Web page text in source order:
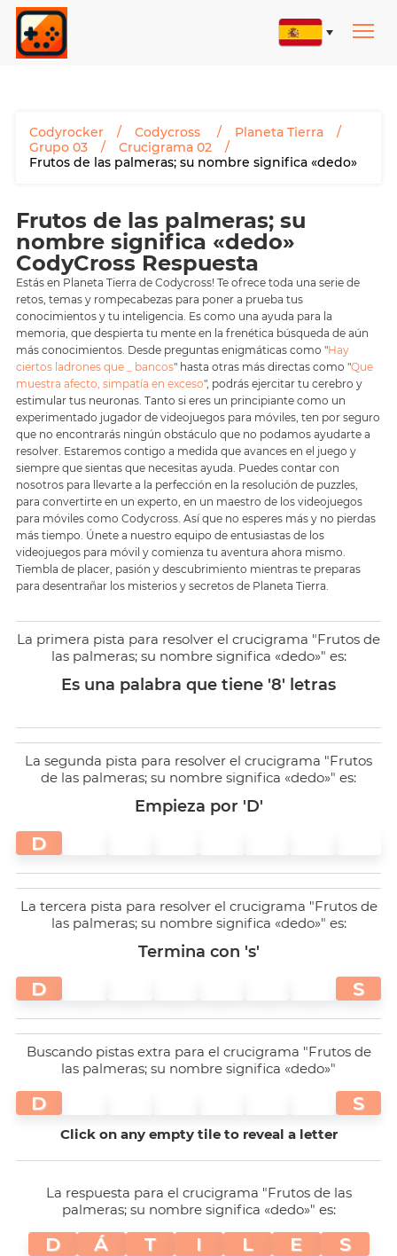
Codyrocker Codycross
Planeta Tierra
Grupo 03
Crucigrama 02
Frutos de las palmeras; su nombre significa «dedo»
Frutos de las palmeras; su
nombre significa «dedo»
CodyCross Respuesta
Estás en Planeta Tierra de Codycross! Te ofrece toda una serie de
retos, temas y rompecabezas para poner a prueba tus
conocimientos y tu inteligencia. Es como una ayuda para la
memoria, que despierta tu mente en la frenética búsqueda de aún
más conocimientos. Desde preguntas enigmáticas como "Hay
ciertos ladrones que _ bancos" hasta otras más directas como "Que
muestra afecto, simpatía en exceso", podrás ejercitar tu cerebro y
estimular tus neuronas. Tanto si eres un principiante como un
experimentado jugador de videojuegos para móviles, ten por seguro
que no encontrarás ningún obstáculo que no podamos ayudarte a
resolver. Estaremos contigo a medida que avances en el juego y
siempre que sientas que necesitas ayuda. Puedes contar con
nosotros para llevarte a la perfección en la resolución de puzzles,
para convertirte en un experto, en un maestro de los videojuegos
para móviles como Codycross. Así que no esperes más y no pierdas
más tiempo. Únete a nuestro equipo de entusiastas de los
videojuegos para móvil y comienza tu aventura ahora mismo.
Tiembla de placer, pasión y descubrimiento mientras te preparas
para desentrañar los misterios y secretos de Planeta Tierra.
La primera pista para resolver el crucigrama "Frutos de
las palmeras; su nombre significa «dedo»" es:
Es una palabra que tiene '8' letras
La segunda pista para resolver el crucigrama "Frutos
de las palmeras; su nombre significa «dedo»" es:
Empieza por 'D'
D
La tercera pista para resolver el crucigrama "Frutos de
las palmeras; su nombre significa «dedo»" es:
Termina con 's'
D S
Buscando pistas extra para el crucigrama "Frutos de
las palmeras; su nombre significa «dedo»"
D S
Click on any empty tile to reveal a letter
La respuesta para el crucigrama "Frutos de las
palmeras; su nombre significa «dedo»" es:
D Á T I L E S